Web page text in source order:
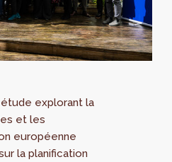
explorant la
et les
européenne
la planification